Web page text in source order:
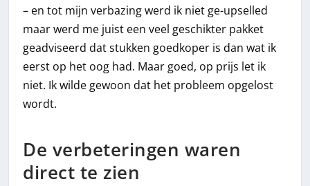
– en tot mijn verbazing werd ik niet ge-upselled
maar werd me juist een veel geschikter pakket
geadviseerd dat stukken goedkoper is dan wat ik
eerst op het oog had. Maar goed, op prijs let ik
niet. Ik wilde gewoon dat het probleem opgelost
wordt.
De verbeteringen waren
direct te zien